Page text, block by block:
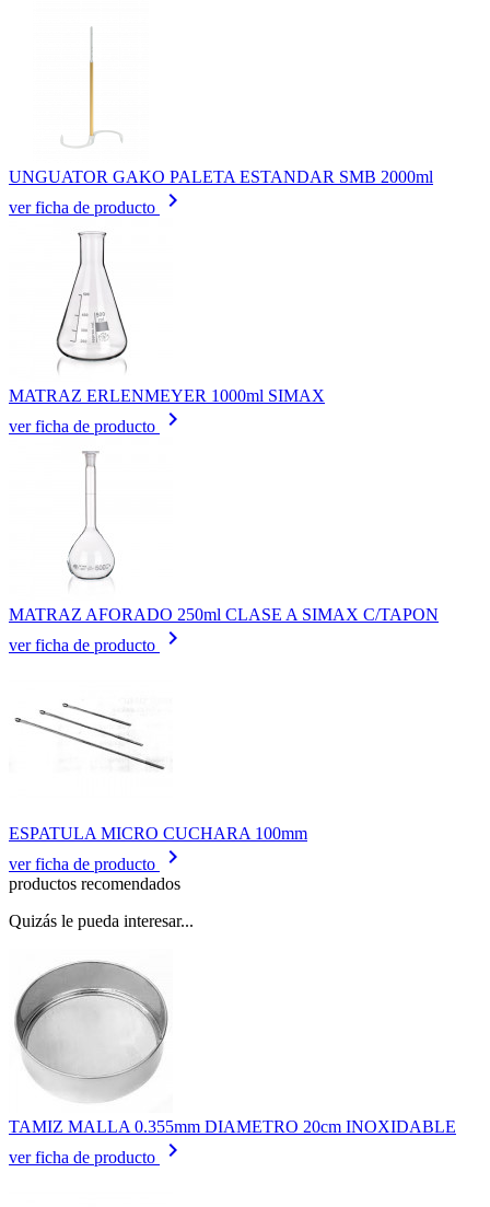
UNGUATOR GAKO PALETA ESTANDAR SMB 2000ml
ver ficha de producto
keyboard_arrow_right
MATRAZ ERLENMEYER 1000ml SIMAX
ver ficha de producto
keyboard_arrow_right
MATRAZ AFORADO 250ml CLASE A SIMAX C/TAPON
ver ficha de producto
keyboard_arrow_right
ESPATULA MICRO CUCHARA 100mm
ver ficha de producto
keyboard_arrow_right
productos recomendados
Quizás le pueda interesar...
TAMIZ MALLA 0.355mm DIAMETRO 20cm INOXIDABLE
ver ficha de producto
keyboard_arrow_right